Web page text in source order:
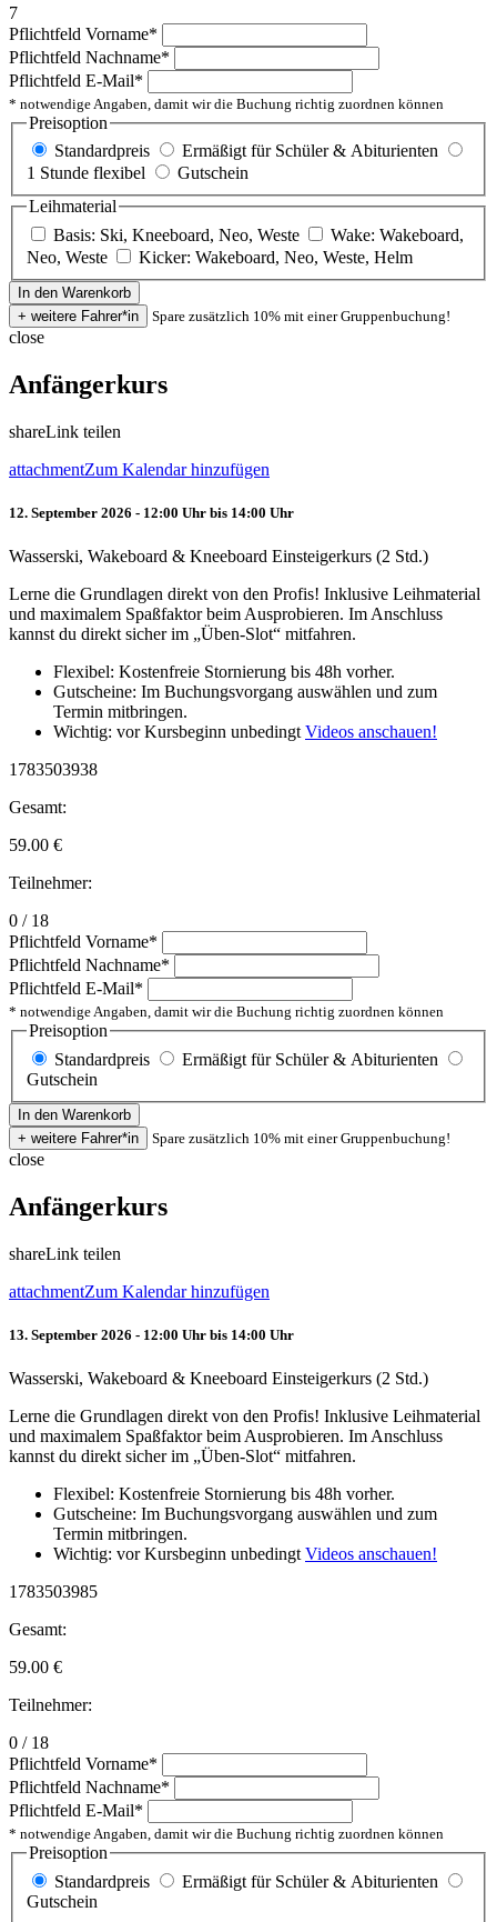
7
Pflichtfeld Vorname*
Pflichtfeld Nachname*
Pflichtfeld E-Mail*
* notwendige Angaben, damit wir die Buchung richtig zuordnen können
Preisoption
Standardpreis
Ermäßigt für Schüler & Abiturienten
1 Stunde flexibel
Gutschein
Leihmaterial
Basis: Ski, Kneeboard, Neo, Weste
Wake: Wakeboard,
Neo, Weste
Kicker: Wakeboard, Neo, Weste, Helm
Spare zusätzlich 10% mit einer Gruppenbuchung!
close
Anfängerkurs
shareLink teilen
attachmentZum Kalendar hinzufügen
12. September 2026 - 12:00 Uhr bis 14:00 Uhr
Wasserski, Wakeboard & Kneeboard Einsteigerkurs (2 Std.)
Lerne die Grundlagen direkt von den Profis! Inklusive Leihmaterial
und maximalem Spaßfaktor beim Ausprobieren. Im Anschluss
kannst du direkt sicher im „Üben-Slot“ mitfahren.
Flexibel: Kostenfreie Stornierung bis 48h vorher.
Gutscheine: Im Buchungsvorgang auswählen und zum
Termin mitbringen.
Wichtig: vor Kursbeginn unbedingt Videos anschauen!
1783503938
Gesamt:
59.00 €
Teilnehmer:
0 / 18
Pflichtfeld Vorname*
Pflichtfeld Nachname*
Pflichtfeld E-Mail*
* notwendige Angaben, damit wir die Buchung richtig zuordnen können
Preisoption
Standardpreis
Ermäßigt für Schüler & Abiturienten
Gutschein
Spare zusätzlich 10% mit einer Gruppenbuchung!
close
Anfängerkurs
shareLink teilen
attachmentZum Kalendar hinzufügen
13. September 2026 - 12:00 Uhr bis 14:00 Uhr
Wasserski, Wakeboard & Kneeboard Einsteigerkurs (2 Std.)
Lerne die Grundlagen direkt von den Profis! Inklusive Leihmaterial
und maximalem Spaßfaktor beim Ausprobieren. Im Anschluss
kannst du direkt sicher im „Üben-Slot“ mitfahren.
Flexibel: Kostenfreie Stornierung bis 48h vorher.
Gutscheine: Im Buchungsvorgang auswählen und zum
Termin mitbringen.
Wichtig: vor Kursbeginn unbedingt Videos anschauen!
1783503985
Gesamt:
59.00 €
Teilnehmer:
0 / 18
Pflichtfeld Vorname*
Pflichtfeld Nachname*
Pflichtfeld E-Mail*
* notwendige Angaben, damit wir die Buchung richtig zuordnen können
Preisoption
Standardpreis
Ermäßigt für Schüler & Abiturienten
Gutschein